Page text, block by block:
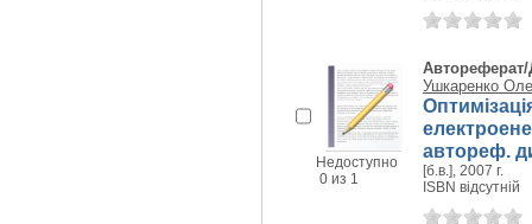
Недоступно
0 из 1
Автореферат/
Ушкаренко
автореф.
[б.в.], 2007 г.
ISBN відсутній